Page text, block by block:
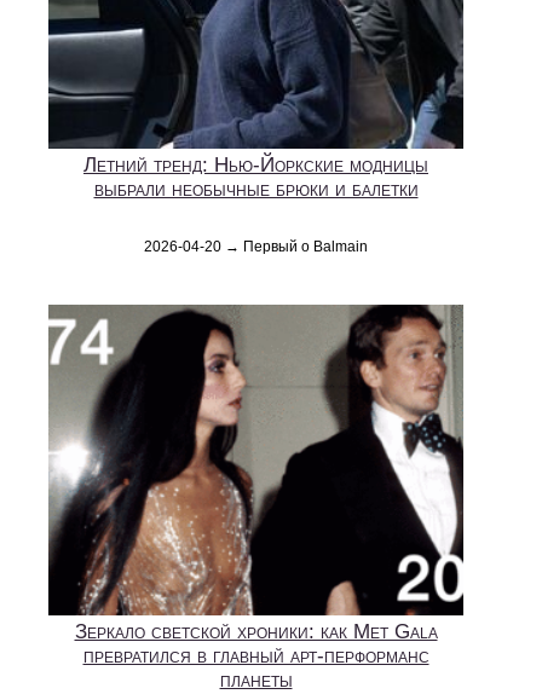
Летний тренд: Нью-Йоркские модницы
выбрали необычные брюки и балетки
2026-04-20 → Первый о Balmain
Зеркало светской хроники: как Met Gala
превратился в главный арт-перформанс
планеты